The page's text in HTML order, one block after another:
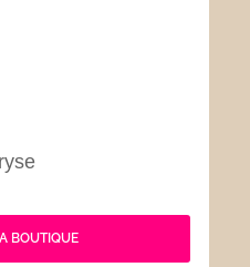
BOUTIQUE